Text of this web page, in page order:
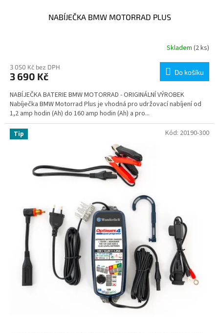
NABÍJEČKA BMW MOTORRAD PLUS
Skladem (2 ks)
3 050 Kč bez DPH
3 690 Kč Do košíku
NABÍJEČKA BATERIE BMW MOTORRAD - ORIGINÁLNÍ VÝROBEK
Nabíječka BMW Motorrad Plus je vhodná pro udržovací nabíjení od
1,2 amp hodin (Ah) do 160 amp hodin (Ah) a pro...
Tip Kód: 20190-300